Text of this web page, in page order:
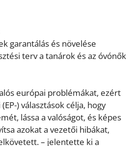
garantálás és növelése
terv a tanárok és az óvónők
európai problémákat, ezért
) választások célja, hogy
lássa a valóságot, és képes
azokat a vezetői hibákat,
– jelentette ki a